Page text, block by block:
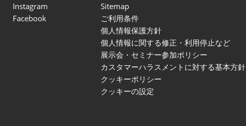
Instagram
Facebook
Sitemap
ご利用条件
個人情報保護方針
個人情報に関する修正・利用停止など
展示会・セミナー参加ポリシー
カスタマーハラスメントに対する基本方針
クッキーポリシー
クッキーの設定